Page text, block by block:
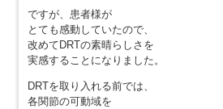
ですが、患者様が
とても感動していたので、
改めてDRTの素晴らしさを
実感することになりました。
DRTを取り入れる前では、
各関節の可動域を